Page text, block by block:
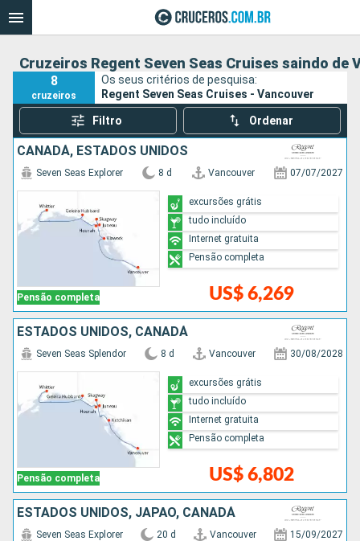
Cruzeiros Regent Seven Seas Cruises saindo de
8
cruzeiros
Os seus critérios de pesquisa:
Regent Seven Seas Cruises - Vancouver
Filtro Ordenar
CANADÁ, ESTADOS UNIDOS
Pensão completa
Seven Seas Explorer 8 d Vancouver 07/07/2027
US$ 6,269
excursões grátis
tudo incluído
Internet gratuita
Pensão completa
ESTADOS UNIDOS, CANADÁ
Pensão completa
Seven Seas Splendor 8 d Vancouver 30/08/2028
US$ 6,802
excursões grátis
tudo incluído
Internet gratuita
Pensão completa
ESTADOS UNIDOS, JAPÃO, CANADÁ
Seven Seas Explorer 20 d Vancouver 15/09/2027